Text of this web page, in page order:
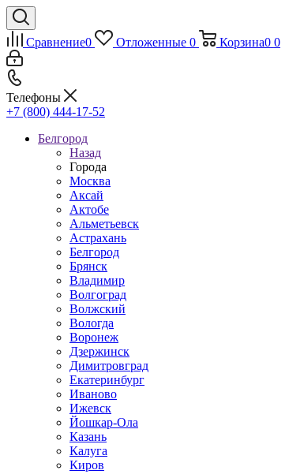
Сравнение0 Отложенные 0 Корзина0 0
Телефоны
+7 (800) 444-17-52
Белгород
Назад
Города
Москва
Аксай
Актобе
Альметьевск
Астрахань
Белгород
Брянск
Владимир
Волгоград
Волжский
Вологда
Воронеж
Дзержинск
Димитровград
Екатеринбург
Иваново
Ижевск
Йошкар-Ола
Казань
Калуга
Киров